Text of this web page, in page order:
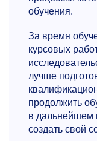
обучения.
За время
курсовых
лучше
продолжить
в дальнейшем
создать свой